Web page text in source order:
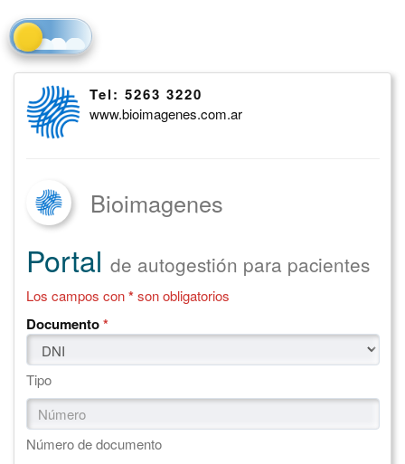
Tema actual: dia. Activar modo noche.
Tel: 5263 3220
Página
www.bioimagenes.com.ar
Bioimagenes
Portal de autogestión para pacientes
Los campos con*son obligatorios
Documento*
Tipo
Número de documento